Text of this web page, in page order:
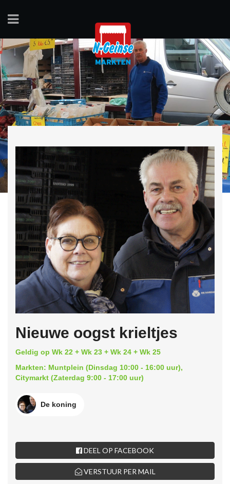
Nieuwe oogst krieltjes
Geldig op Wk 22 + Wk 23 + Wk 24 + Wk 25
Markten: Muntplein (Dinsdag 10:00 - 16:00 uur),
Citymarkt (Zaterdag 9:00 - 17:00 uur)
De koning
DEEL OP FACEBOOK
VERSTUUR PER MAIL